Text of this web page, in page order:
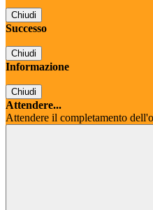
Chiudi
Successo
Chiudi
Informazione
Chiudi
Attendere...
Attendere il completamento